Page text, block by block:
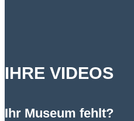
IHRE VIDEOS
Ihr Museum fehlt?